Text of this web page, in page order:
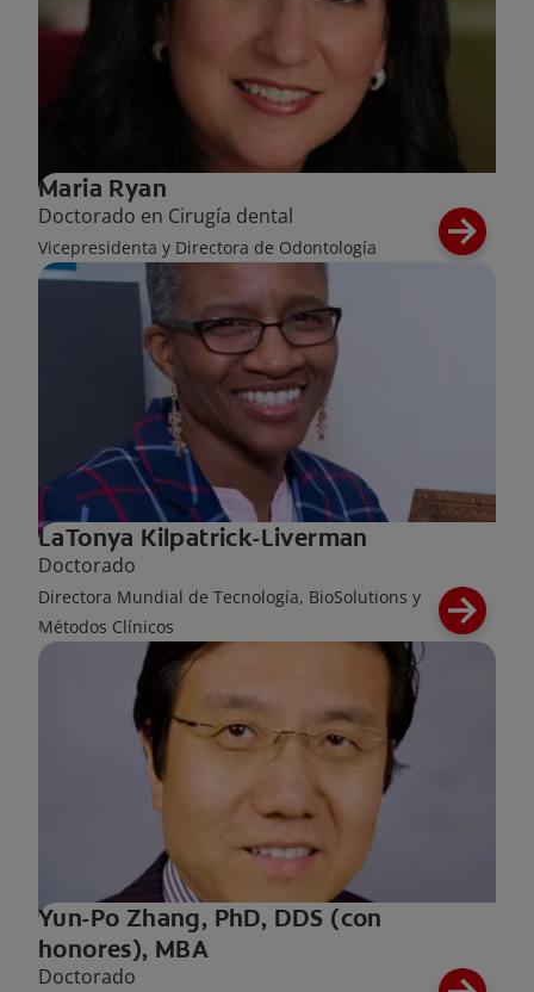
Maria Ryan
Doctorado en Cirugía dental
Vicepresidenta y Directora de Odontología
LaTonya Kilpatrick-Liverman
Doctorado
Directora Mundial de Tecnología, BioSolutions y
Métodos Clínicos
Yun-Po Zhang, PhD, DDS (con
honores), MBA
Doctorado